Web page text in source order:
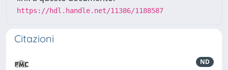
https://hdl.handle.net/11386/1188587
Citazioni
ND